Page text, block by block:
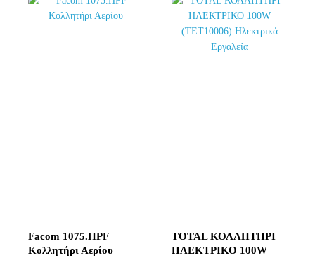
Facom 1075.HPF
Κολλητήρι Αερίου
TOTAL ΚΟΛΛΗΤΗΡΙ
ΗΛΕΚΤΡΙΚΟ 100W